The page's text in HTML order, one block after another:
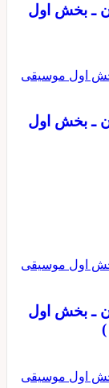
ـ بخش اول
ـ بخش اول
ـ بخش اول